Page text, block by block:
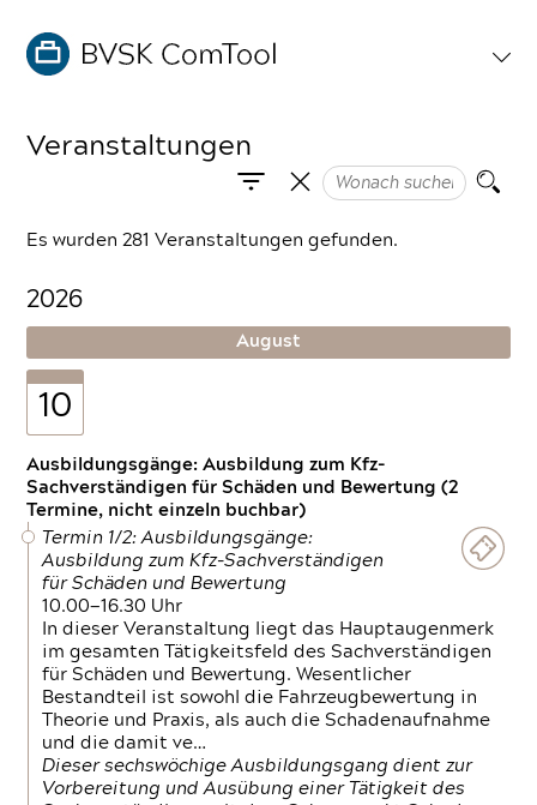
Veranstaltungen
Es wurden 281 Veranstaltungen gefunden.
2026
August
10
Ausbildungsgänge: Ausbildung zum Kfz-
Sachverständigen für Schäden und Bewertung (2
Termine, nicht einzeln buchbar)
Termin 1/2: Ausbildungsgänge:
Ausbildung zum Kfz-Sachverständigen
für Schäden und Bewertung
10.00—16.30 Uhr
In dieser Veranstaltung liegt das Hauptaugenmerk
im gesamten Tätigkeitsfeld des Sachverständigen
für Schäden und Bewertung. Wesentlicher
Bestandteil ist sowohl die Fahrzeugbewertung in
Theorie und Praxis, als auch die Schadenaufnahme
und die damit ve…
Dieser sechswöchige Ausbildungsgang dient zur
Vorbereitung und Ausübung einer Tätigkeit des